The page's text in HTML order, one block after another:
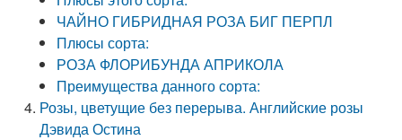
ЧАЙНО ГИБРИДНАЯ РОЗА БИГ ПЕРПЛ
Плюсы сорта:
РОЗА ФЛОРИБУНДА АПРИКОЛА
Преимущества данного сорта:
Розы, цветущие без перерыва. Английские розы
Дэвида Остина